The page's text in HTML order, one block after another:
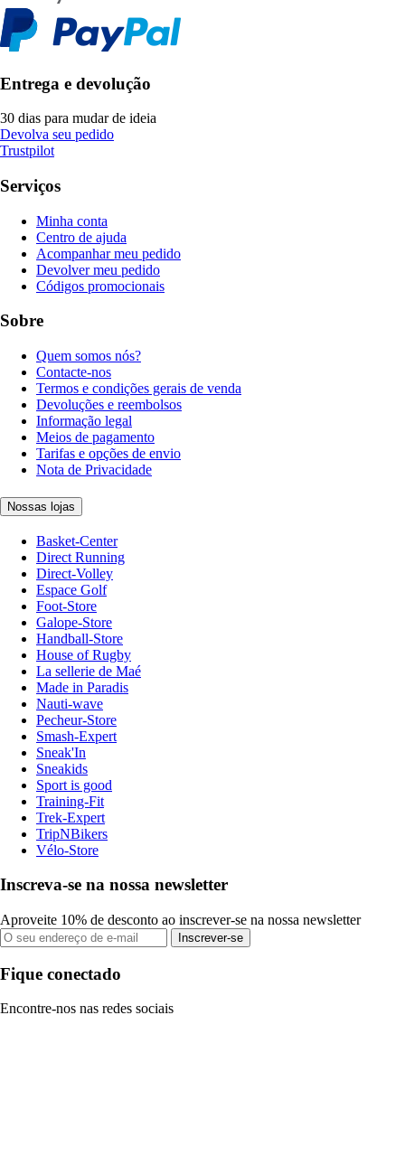
Entrega e devolução
30 dias para mudar de ideia
Devolva seu pedido
Trustpilot
Serviços
Minha conta
Centro de ajuda
Acompanhar meu pedido
Devolver meu pedido
Códigos promocionais
Sobre
Quem somos nós?
Contacte-nos
Termos e condições gerais de venda
Devoluções e reembolsos
Informação legal
Meios de pagamento
Tarifas e opções de envio
Nota de Privacidade
Nossas lojas
Basket-Center
Direct Running
Direct-Volley
Espace Golf
Foot-Store
Galope-Store
Handball-Store
House of Rugby
La sellerie de Maé
Made in Paradis
Nauti-wave
Pecheur-Store
Smash-Expert
Sneak'In
Sneakids
Sport is good
Training-Fit
Trek-Expert
TripNBikers
Vélo-Store
Inscreva-se na nossa newsletter
Aproveite 10% de desconto ao inscrever-se na nossa newsletter
Inscrever-se
Fique conectado
Encontre-nos nas redes sociais